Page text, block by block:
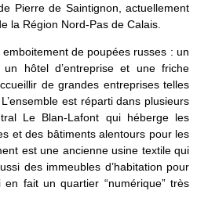
Pierre de Saintignon, actuellement
la Région Nord-Pas de Calais.
de poupées russes : un
un hôtel d’entreprise et une friche
de grandes entreprises telles
est réparti dans plusieurs
Le Blan-Lafont qui héberge les
et des bâtiments alentours pour les
est une ancienne usine textile qui
des immeubles d’habitation pour
en fait un quartier “numérique” très